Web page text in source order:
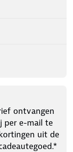
ontvangen
per e-mail te
uit de